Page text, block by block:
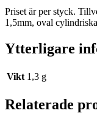
Priset är per styck.
1,5mm, oval
Ytterligare
Vikt 1,3 g
Relaterade